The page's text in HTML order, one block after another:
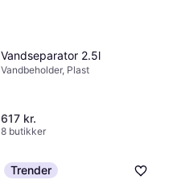
Vandbeholder, Plast
94 kr.
Vandseparator 2.5l
Vandbeholder, Plast
617 kr.
8 butikker
Trender